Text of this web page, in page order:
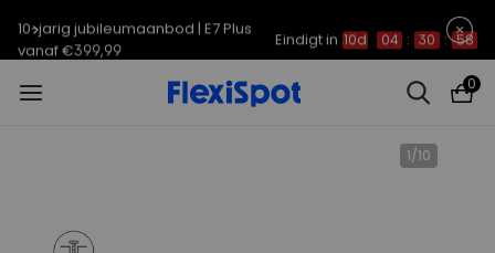
10-jarig jubileumaanbod | E7 Plus
vanaf €399,99
Eindigt in 10d 04 30 : 57
0
1/10